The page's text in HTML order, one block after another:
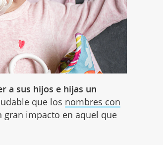
a sus hijos e hijas un
que los nombres con
gran impacto en aquel que